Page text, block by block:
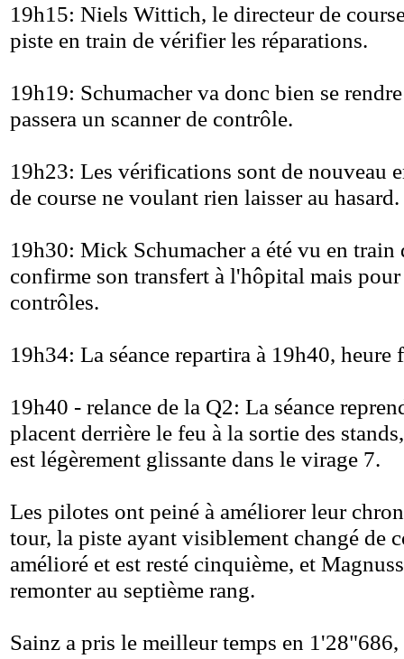
19h15: Niels Wittich, le directeur de
piste en train de vérifier les réparations.
19h19: Schumacher va donc bien se
passera un scanner de contrôle.
19h23: Les vérifications sont de nouveau
de course ne voulant rien laisser au hasard.
19h30: Mick Schumacher a été vu en
confirme son transfert à l'hôpital mais
contrôles.
19h34: La séance repartira à 19h40, heure
19h40 - relance de la Q2: La séance
placent derrière le feu à la sortie des
est légèrement glissante dans le virage 7.
Les pilotes ont peiné à améliorer leur
tour, la piste ayant visiblement changé de
amélioré et est resté cinquième, et
remonter au septième rang.
Sainz a pris le meilleur temps en 1'28"686,